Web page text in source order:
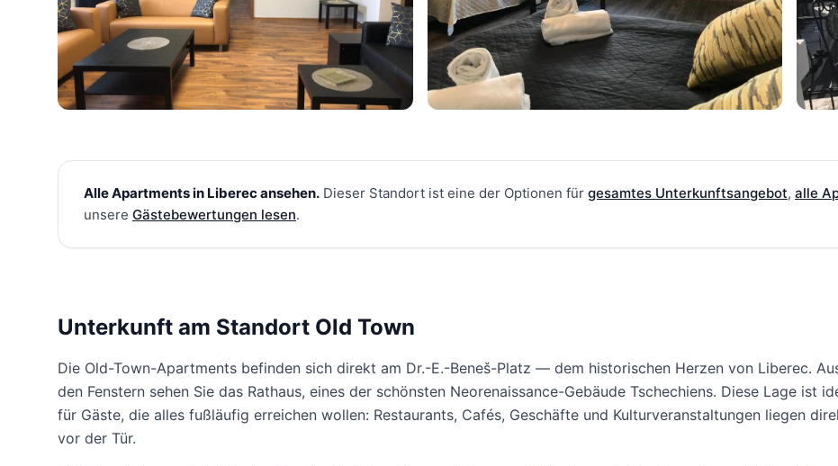
Alle Apartments in Liberec ansehen. Dieser Standort ist eine der Optionen für gesamtes Unterkunftsangebot, alle
unsere Gästebewertungen lesen.
Unterkunft am Standort Old Town
Die Old-Town-Apartments befinden sich direkt am Dr.-E.-Beneš-Platz — dem historischen Herzen von Liberec.
den Fenstern sehen Sie das Rathaus, eines der schönsten Neorenaissance-Gebäude Tschechiens. Diese Lage ist
für Gäste, die alles fußläufig erreichen wollen: Restaurants, Cafés, Geschäfte und Kulturveranstaltungen liegen
vor der Tür.